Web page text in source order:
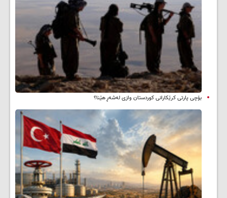
بۆچی پارتی کرێکارانی کوردستان وازی لەشەڕ هێنا؟